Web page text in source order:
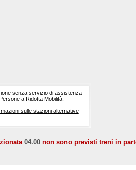
senza servizio di assistenza
a Ridotta Mobilità.
sulle stazioni alternative
04.00 non sono previsti treni in